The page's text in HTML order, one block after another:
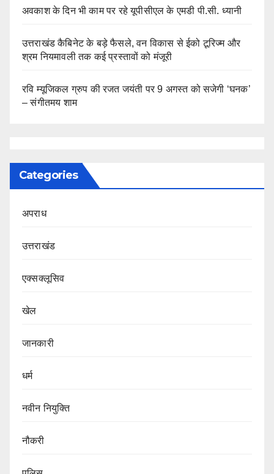
अवकाश के दिन भी काम पर रहे यूपीसीएल के एमडी पी.सी. ध्यानी
उत्तराखंड कैबिनेट के बड़े फैसले, वन विकास से ईको टूरिज्म और
श्रम नियमावली तक कई प्रस्तावों को मंजूरी
रवि म्यूजिकल ग्रुप की रजत जयंती पर 9 अगस्त को सजेगी ‘घनक’
– संगीतमय शाम
Categories
अपराध
उत्तराखंड
एक्सक्लूसिव
खेल
जानकारी
धर्म
नवीन नियुक्ति
नौकरी